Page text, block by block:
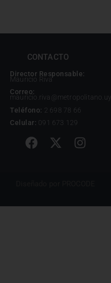
CONTACTO
Director Responsable:
Mauricio Riva
Correo:
mauricio.riva@metropolitano.uy
Teléfono: 2 698 78 66
Celular: 091 673 129